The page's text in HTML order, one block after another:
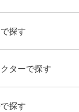
探す
ターで探す
探す